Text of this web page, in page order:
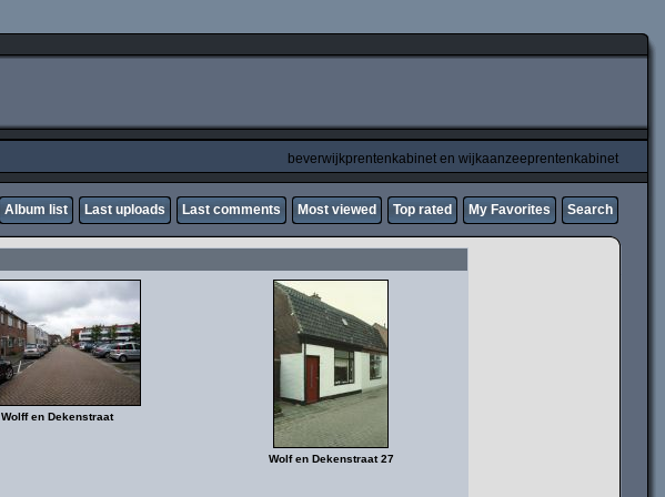
beverwijkprentenkabinet en wijkaanzeeprentenkabinet
Album list Last uploads Last comments Most viewed Top rated My Favorites Search
Wolff en Dekenstraat
Wolf en Dekenstraat 27